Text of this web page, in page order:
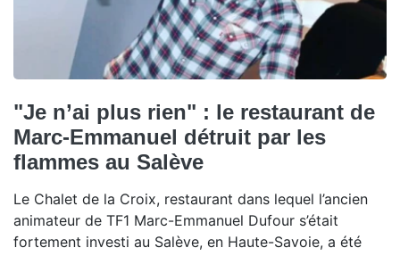
"Je n’ai plus rien" : le restaurant de
Marc-Emmanuel détruit par les
flammes au Salève
Le Chalet de la Croix, restaurant dans lequel l’ancien
animateur de TF1 Marc-Emmanuel Dufour s’était
fortement investi au Salève, en Haute-Savoie, a été